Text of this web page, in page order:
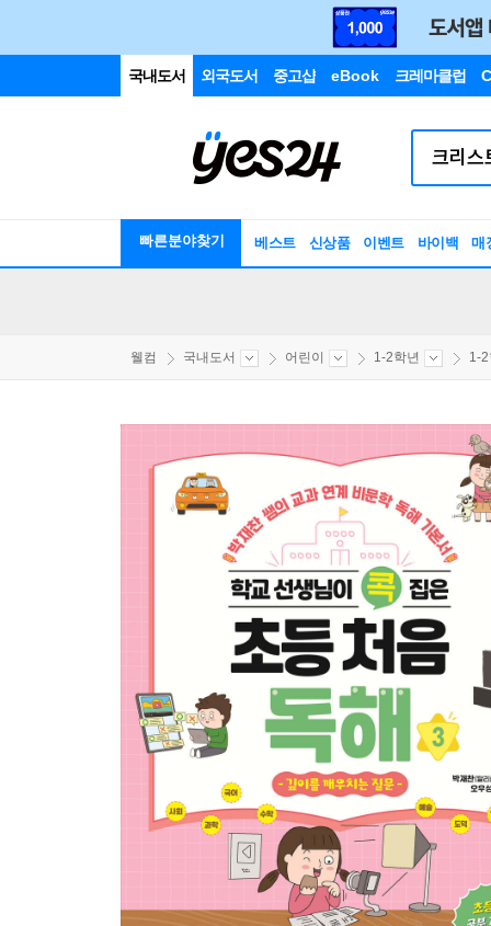
국내도서 외국도서 중고샵 eBook 크레마클럽
빠른분야찾기 베스트 신상품 이벤트 바이백 매
웰컴 국내도서 어린이 1-2학년 1-